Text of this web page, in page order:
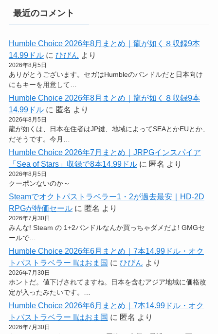
最近のコメント
Humble Choice 2026年8月まとめ｜龍が如く８収録9本
14.99ドルに ひびん より
2026年8月5日
ありがとうございます。セガはHumbleのバンドルだと日本向け
にもキーを用意して…
Humble Choice 2026年8月まとめ｜龍が如く８収録9本
14.99ドルに 匿名 より
2026年8月5日
龍が如くは、日本在住者はJP鍵、地域によってSEAとかEUとか、
だそうです。今月…
Humble Choice 2026年7月まとめ｜JRPGインスパイア
「Sea of Stars」収録で8本14.99ドルに 匿名 より
2026年8月5日
クーポンないのか～
Steamでオクトパストラベラー1・2が過去最安｜HD-2D
RPGが特価セールに 匿名 より
2026年7月30日
みんな! Steam の 1+2バンドルなんか買っちゃダメだよ! GMGセ
ールで…
Humble Choice 2026年6月まとめ｜7本14.99ドル・オク
トパストラベラー IIはおま国 に ひびん より
2026年7月30日
ホントだ。値下げされてますね。日本を含むアジア地域に価格改
定が入ったみたいです。…
Humble Choice 2026年6月まとめ｜7本14.99ドル・オク
トパストラベラー IIはおま国 に 匿名 より
2026年7月30日